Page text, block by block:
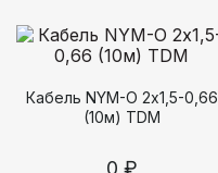
Кабель NYM-O 2х1,5-0,66
(10м) TDM
0 ₽